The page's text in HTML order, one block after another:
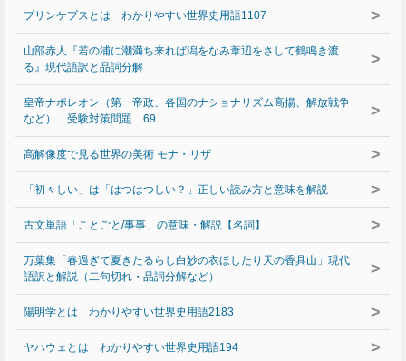
プリンケプスとは わかりやすい世界史用語1107 >
山部赤人『若の浦に潮満ち来れば潟をなみ葦辺をさして鶴鳴き渡
る』現代語訳と品詞分解
>
皇帝ナポレオン（第一帝政、各国のナショナリズム高揚、解放戦争
など） 受験対策問題 69
>
高解像度で見る世界の美術 モナ・リザ >
「初々しい」は「はつはつしい？」正しい読み方と意味を解説 >
古文単語「ことごと/事事」の意味・解説【名詞】 >
万葉集「春過ぎて夏きたるらし白妙の衣ほしたり天の香具山」現代
語訳と解説（二句切れ・品詞分解など）
>
陽明学とは わかりやすい世界史用語2183 >
ヤハウェとは わかりやすい世界史用語194 >